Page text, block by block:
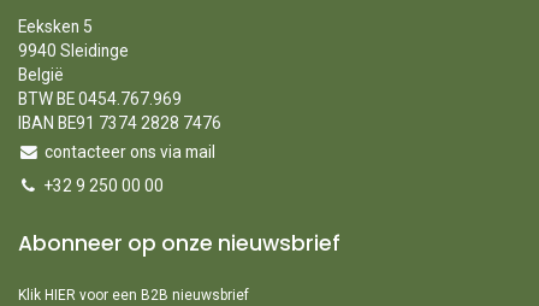
Eeksken 5
9940 Sleidinge
België
BTW BE 0454.767.969
IBAN BE91 7374 2828 7476
contacteer ons via mail
+32 9 250 00 00
Abonneer op onze nieuwsbrief
Klik HIER voor een B2B nieuwsbrief